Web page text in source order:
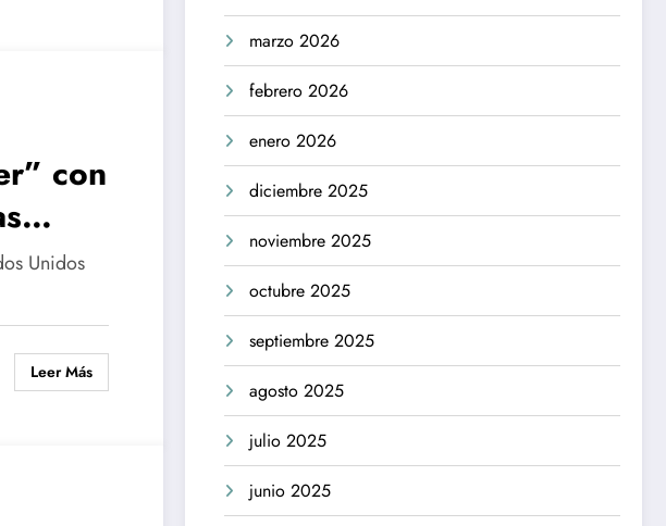
con
Unidos
Leer Más
marzo 2026
febrero 2026
enero 2026
diciembre 2025
noviembre 2025
octubre 2025
septiembre 2025
agosto 2025
julio 2025
junio 2025